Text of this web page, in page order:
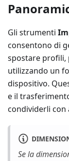
Gli strumenti
consentono di
spostare profili,
utilizzando un
dispositivo.
e il
condividerli con
Se la